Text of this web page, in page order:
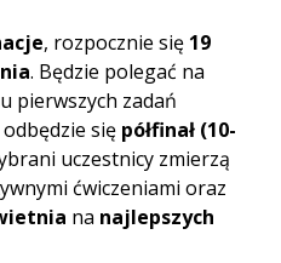
, rozpocznie się 19
. Będzie polegać na
pierwszych zadań
się półfinał (10-
uczestnicy zmierzą
ćwiczeniami oraz
na najlepszych